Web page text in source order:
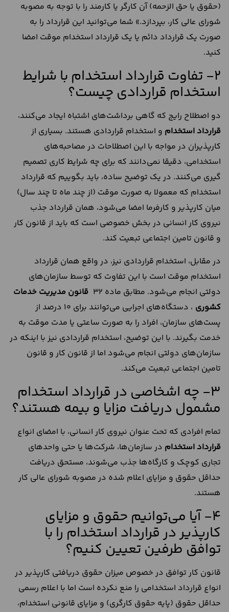
(حقوق یا حق الزحمه) آن کارگر یا کارمند را با توجه به مصوبه
شورای عالی کار، بپردازد.» شما می‌توانید این قرارداد را به
صورت یک قرارداد دائم یا یک قرارداد استخدام موقت امضا
کنید.
2- تفاوت قرارداد استخدام با شرایط
استخدام قراردادی چیست؟
دو اصطلاح رایج که گاهی برداشت‌های اشتباه ایجاد می‌کنند،
قرارداد استخدام و استخدام قراردادی هستند. بسیاری از
کارپذیران در مواجه با این اصطلاحات در مصاحبه‌های
استخدامی، دقیقا نمی‌دانند که برای چه شرایط کاری تصمیم
گیری می‌کنند. در یک توضیح ساده، باید بگوییم که قرارداد
استخدام که معمولا به صورت موقت (از چند ماه تا چند سال)
میان کارپذیر و کارفرما امضا می‌شود، همان قرارداد جذب
نیروی کار انسانی در بخش خصوصی است که باید از قانون کار
و قانون تامین اجتماعی تبعیت کند.
در مقابل، استخدام قراردادی نیز، در واقع همان قرارداد
استخدام موقت است با این تفاوت که توسط سازمان‌های
دولتی انجام می‌شود. مطابق ماده ۳۲
قانون مدیریت خدمات
کشوری
، دستگاه‌های اجرایی می‌توانند برای 10 درصد از
پست‌های سازمان، افراد را به صورت ساعتی یا مدت موقت به
خدمت بگیرند. با این توضیح، استخدام قراردادی نیز با اینکه در
سازمان‌های دولتی انجام می‌شود اما از قانون کار و قانون
تامین اجتماعی تبعیت می‌کند.
3- چه اشخاصی در قرارداد استخدام
مشمول دریافت مزایا و بیمه هستند؟
تمام افرادی که تحت عنوان نیروی کار انسانی، با امضای انواع
قرارداد استخدام در سازمان‌ها، شرکت‌ها یا حتی واحدهای
تجاری کوچک و کارگاه‌ها جذب می‌شوند، مستحق دریافت
حداقل حقوق و مزایای اعلام شده در مصوبه شورای عالی کار
هستند.
4- آیا می‌توانیم حقوق و مزایای
کارپذیر در قرارداد استخدام را با
توافق طرفین تعیین کنیم؟
قانون کار توافق در خصوص میزان حقوق دریافتی کارپذیر در
انواع قرارداد استخدامی را منع نکرده است اما با اعلام رسمی
حداقل حقوق (پایه حقوق کارگری) و مزایای قانونی استخدام،